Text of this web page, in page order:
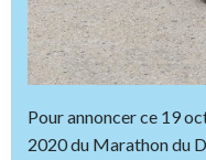
Pour annoncer ce 19
2020 du Marathon du